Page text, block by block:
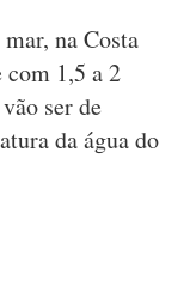
na Costa
com 1,5 a 2
ser de
da água do